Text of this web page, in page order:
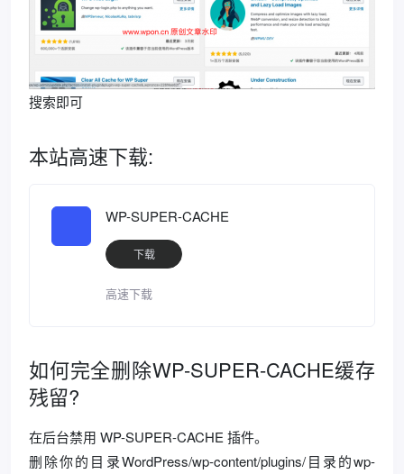
搜索即可
本站高速下载:
WP-SUPER-CACHE
下载
高速下载
如何完全删除WP-SUPER-CACHE缓存
残留?
在后台禁用 WP-SUPER-CACHE 插件。
删除你的目录WordPress/wp-content/plugins/目录的wp-